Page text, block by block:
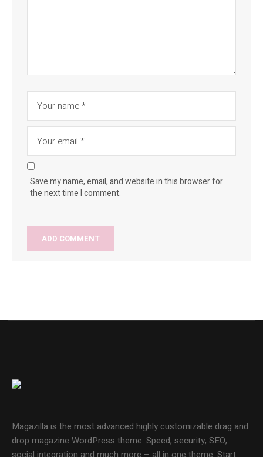
Save my name, email, and website in this browser for
the next time I comment.
Magazilla is the most advanced highly customizable drag and
drop magazine WordPress theme. Speed, security, SEO,